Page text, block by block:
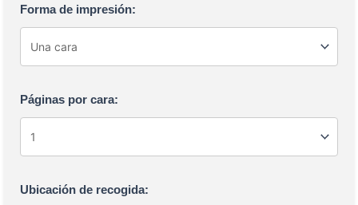
Forma de impresión:
Páginas por cara:
Ubicación de recogida: